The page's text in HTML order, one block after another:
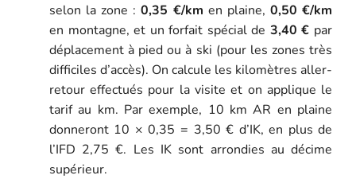
selon la zone :0,35 €/km en plaine, 0,50 €/km
en montagne, et un forfait spécial de 3,40 € par
déplacement à pied ou à ski (pour les zones très
difficiles d’accès). On calcule les kilomètres aller-
retour effectués pour la visite et on applique le
tarif au km. Par exemple, 10 km AR en plaine
donneront 10 × 0,35 = 3,50 € d’IK, en plus de
l’IFD 2,75 €. Les IK sont arrondies au décime
supérieur.